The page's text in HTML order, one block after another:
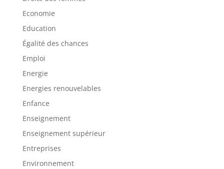
Economie
Education
Égalité des chances
Emploi
Energie
Energies renouvelables
Enfance
Enseignement
Enseignement supérieur
Entreprises
Environnement